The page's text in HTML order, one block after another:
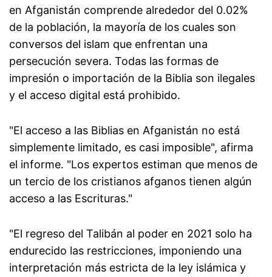
en Afganistán comprende alrededor del 0.02%
de la población, la mayoría de los cuales son
conversos del islam que enfrentan una
persecución severa. Todas las formas de
impresión o importación de la Biblia son ilegales
y el acceso digital está prohibido.
"El acceso a las Biblias en Afganistán no está
simplemente limitado, es casi imposible", afirma
el informe. "Los expertos estiman que menos de
un tercio de los cristianos afganos tienen algún
acceso a las Escrituras."
"El regreso del Talibán al poder en 2021 solo ha
endurecido las restricciones, imponiendo una
interpretación más estricta de la ley islámica y